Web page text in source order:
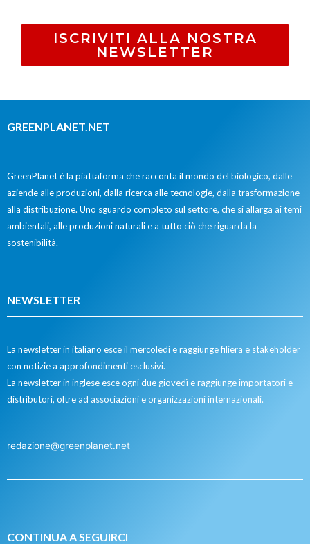
ISCRIVITI ALLA NOSTRA
NEWSLETTER
GREENPLANET.NET
GreenPlanet è la piattaforma che racconta il mondo del biologico, dalle
aziende alle produzioni, dalla ricerca alle tecnologie, dalla trasformazione
alla distribuzione. Uno sguardo completo sul settore, che si allarga ai temi
ambientali, alle produzioni naturali e a tutto ciò che riguarda la
sostenibilità.
NEWSLETTER
La newsletter in italiano esce il mercoledì e raggiunge filiera e stakeholder
con notizie a approfondimenti esclusivi.
La newsletter in inglese esce ogni due giovedì e raggiunge importatori e
distributori, oltre ad associazioni e organizzazioni internazionali.
redazione@greenplanet.net
CONTINUA A SEGUIRCI